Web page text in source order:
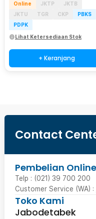
Online JKTP
JKTB
JKTU
TGR CKP
PBKS
PDPK
Lihat Ketersediaan Stok
+ Keranjang
Contact
Pembelian Online
Telp : (021) 39 700 200
Customer Service (WA) :
Toko Kami
Jabodetabek